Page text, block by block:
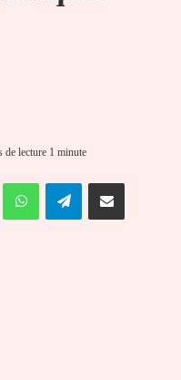
de lecture 1 minute
WhatsAppTelegramPartager par email